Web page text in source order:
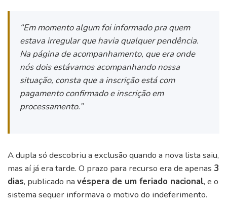
“Em momento algum foi informado pra quem
estava irregular que havia qualquer pendência.
Na página de acompanhamento, que era onde
nós dois estávamos acompanhando nossa
situação, consta que a inscrição está com
pagamento confirmado e inscrição em
processamento.”
A dupla só descobriu a exclusão quando a nova lista saiu,
mas aí já era tarde. O prazo para recurso era de apenas 3
dias, publicado na véspera de um feriado nacional, e o
sistema sequer informava o motivo do indeferimento.